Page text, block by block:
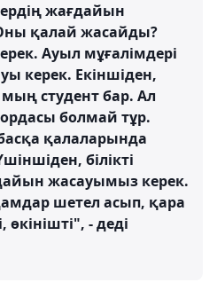
жағдайын
қалай жасайды?
Ауыл мұғалімдері
керек. Екіншіден,
студент бар. Ал
болмай тұр.
қалаларында
білікті
жасауымыз керек.
шетел асып, қара
- деді